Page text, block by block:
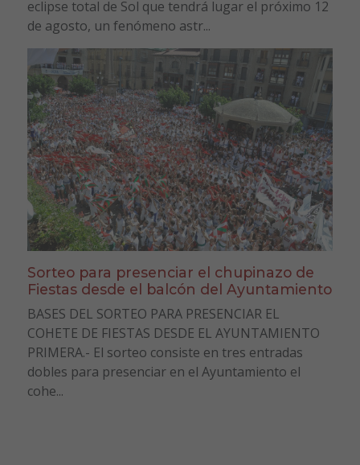
eclipse total de Sol que tendrá lugar el próximo 12
de agosto, un fenómeno astr...
Sorteo para presenciar el chupinazo de
Fiestas desde el balcón del Ayuntamiento
BASES DEL SORTEO PARA PRESENCIAR EL
COHETE DE FIESTAS DESDE EL AYUNTAMIENTO
PRIMERA.- El sorteo consiste en tres entradas
dobles para presenciar en el Ayuntamiento el
cohe...